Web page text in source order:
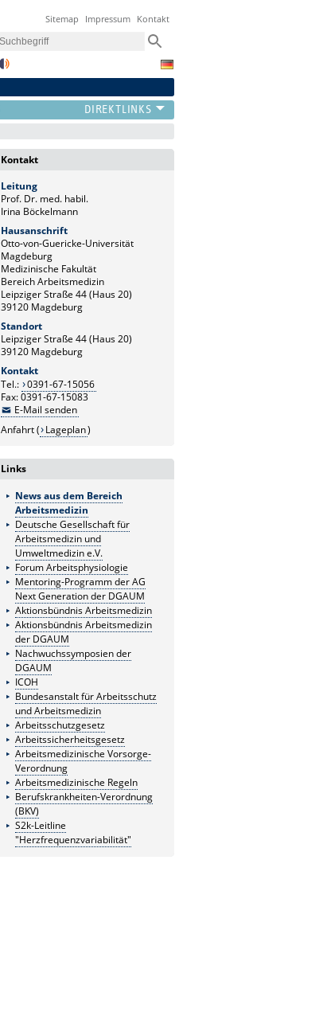
Sitemap Impressum Kontakt
Kontakt
Leitung
Prof. Dr. med. habil.
Irina Böckelmann
Hausanschrift
Otto-von-Guericke-Universität
Magdeburg
Medizinische Fakultät
Bereich Arbeitsmedizin
Leipziger Straße 44 (Haus 20)
39120 Magdeburg
Standort
Leipziger Straße 44 (Haus 20)
39120 Magdeburg
Kontakt
Tel.: 0391-67-15056
Fax: 0391-67-15083
E-Mail senden
Anfahrt ( Lageplan)
Links
News aus dem Bereich
Arbeitsmedizin
Deutsche Gesellschaft für
Arbeitsmedizin und
Umweltmedizin e.V.
Forum Arbeitsphysiologie
Mentoring-Programm der AG
Next Generation der DGAUM
Aktionsbündnis Arbeitsmedizin
Aktionsbündnis Arbeitsmedizin
der DGAUM
Nachwuchssymposien der
DGAUM
ICOH
Bundesanstalt für Arbeitsschutz
und Arbeitsmedizin
Arbeitsschutzgesetz
Arbeitssicherheitsgesetz
Arbeitsmedizinische Vorsorge-
Verordnung
Arbeitsmedizinische Regeln
Berufskrankheiten-Verordnung
(BKV)
S2k-Leitline
"Herzfrequenzvariabilität"